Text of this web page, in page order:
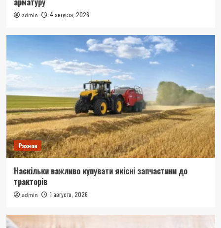
admin 4 августа, 2026
Разное
Наскільки важливо купувати якісні запчастини до
тракторів
admin 1 августа, 2026